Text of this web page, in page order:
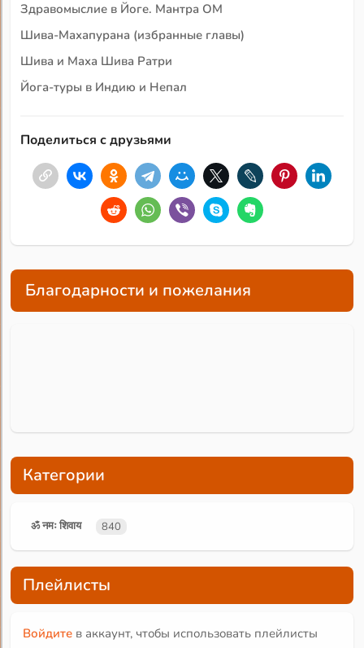
Здравомыслие в Йоге. Мантра ОМ
Шива-Махапурана (избранные главы)
Шива и Маха Шива Ратри
Йога-туры в Индию и Непал
Поделиться с друзьями
Благодарности и пожелания
Категории
ॐ नमः शिवाय 840
Плейлисты
Войдите в аккаунт, чтобы использовать плейлисты